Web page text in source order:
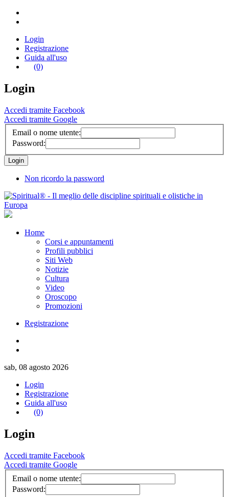
Login
Registrazione
Guida all'uso
(0)
Login
Accedi tramite Facebook
Accedi tramite Google
Email o nome utente:
Password:
Non ricordo la password
Home
Corsi e appuntamenti
Profili pubblici
Siti Web
Notizie
Cultura
Video
Oroscopo
Promozioni
Registrazione
sab, 08 agosto 2026
Login
Registrazione
Guida all'uso
(0)
Login
Accedi tramite Facebook
Accedi tramite Google
Email o nome utente:
Password: